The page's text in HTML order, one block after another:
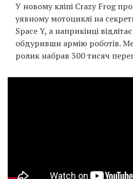
У новому кліпі Crazy Frog
уявному мотоциклі на
Space Y, а наприкінці
обдуривши армію роботів.
ролик набрав 300 тисяч